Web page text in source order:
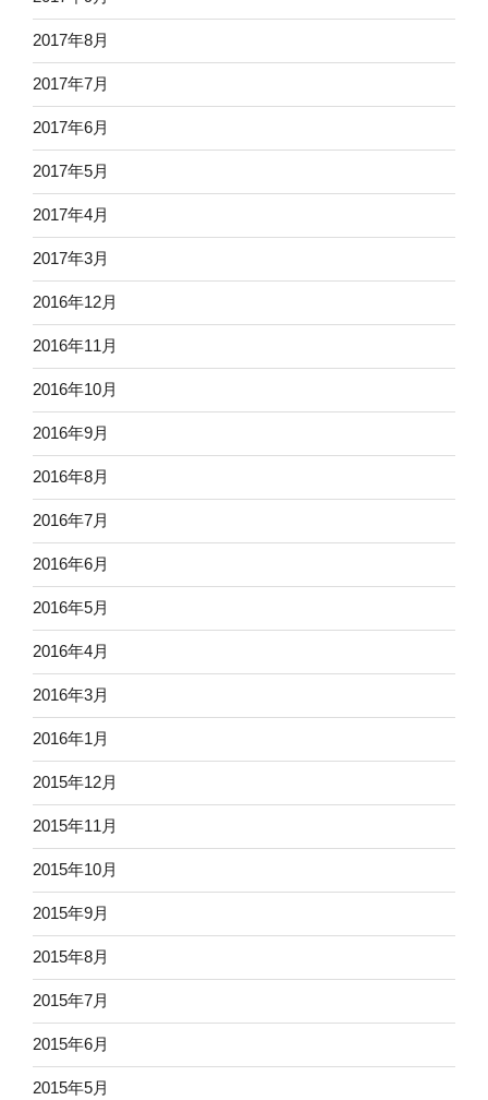
2017年8月
2017年7月
2017年6月
2017年5月
2017年4月
2017年3月
2016年12月
2016年11月
2016年10月
2016年9月
2016年8月
2016年7月
2016年6月
2016年5月
2016年4月
2016年3月
2016年1月
2015年12月
2015年11月
2015年10月
2015年9月
2015年8月
2015年7月
2015年6月
2015年5月